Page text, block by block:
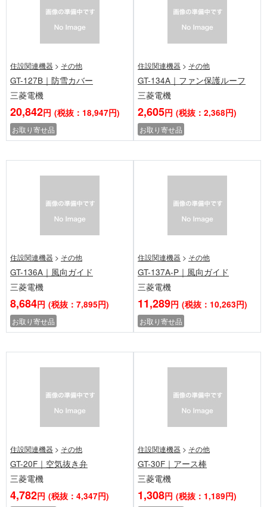
住設関連機器 > その他
GT-127B｜防雪カバー
三菱電機
20,842円 (税抜：18,947円)
お取り寄せ品
住設関連機器 > その他
GT-134A｜ファン保護ルーフ
三菱電機
2,605円 (税抜：2,368円)
お取り寄せ品
住設関連機器 > その他
GT-136A｜風向ガイド
三菱電機
8,684円 (税抜：7,895円)
お取り寄せ品
住設関連機器 > その他
GT-137A-P｜風向ガイド
三菱電機
11,289円 (税抜：10,263円)
お取り寄せ品
住設関連機器 > その他
GT-20F｜空気抜き弁
三菱電機
4,782円 (税抜：4,347円)
住設関連機器 > その他
GT-30F｜アース棒
三菱電機
1,308円 (税抜：1,189円)